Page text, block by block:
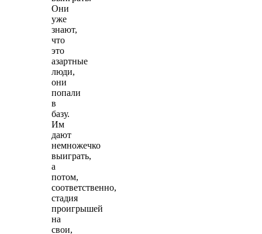
Они
уже
знают,
что
это
азартные
люди,
они
попали
в
базу.
Им
дают
немножечко
выиграть,
а
потом,
соответственно,
стадия
проигрышей
на
свои,